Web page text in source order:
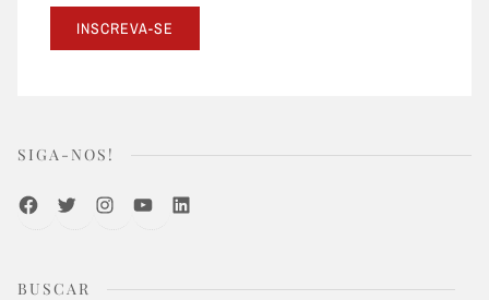
SIGA-NOS!
FacebookTwitterInstagramYoutubeLinkedIn
BUSCAR